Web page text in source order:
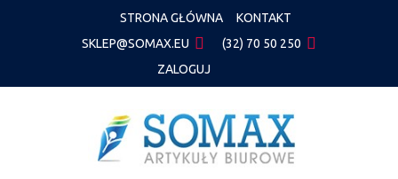
STRONA GŁÓWNA
KONTAKT
SKLEP@SOMAX.EU
(32) 70 50 250
ZALOGUJ